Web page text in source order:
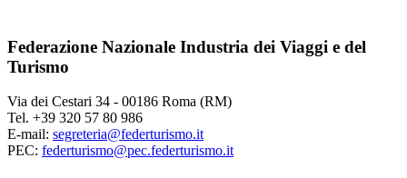
Federazione Nazionale Industria dei Viaggi e del
Turismo
Via dei Cestari 34 - 00186 Roma (RM)
Tel. +39 320 57 80 986
E-mail: segreteria@federturismo.it
PEC: federturismo@pec.federturismo.it